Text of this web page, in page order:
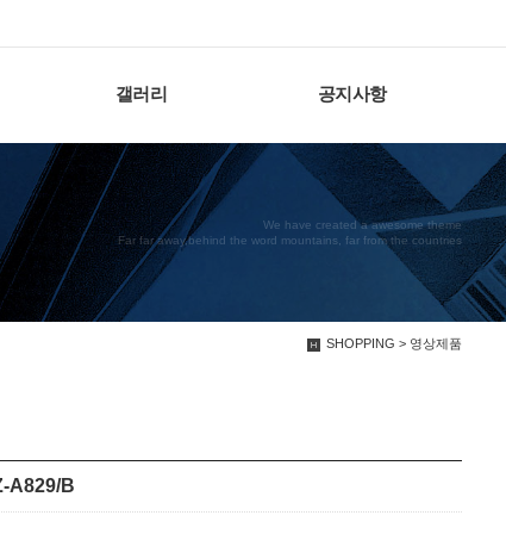
갤러리 공지사항
We have created a awesome theme
Far far away,behind the word mountains, far from the countries
SHOPPING > 영상제품
A829/B